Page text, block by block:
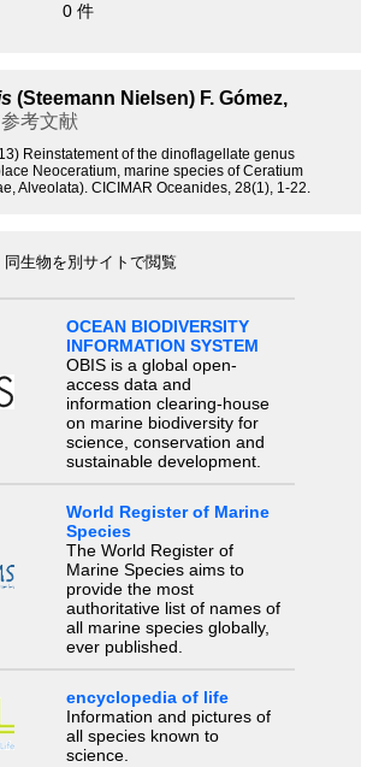
0 件
(Steemann Nielsen) F. Gómez,
考文献
Reinstatement of the dinoflagellate genus
Neoceratium, marine species of Ceratium
Alveolata). CICIMAR Oceanides, 28(1), 1-22.
同生物を別サイトで閲覧
OCEAN BIODIVERSITY
INFORMATION SYSTEM
OBIS is a global open-
access data and
information clearing-house
on marine biodiversity for
science, conservation and
sustainable development.
World Register of Marine
Species
The World Register of
Marine Species aims to
provide the most
authoritative list of names of
all marine species globally,
ever published.
encyclopedia of life
Information and pictures of
all species known to
science.